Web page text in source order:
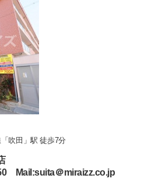
吹田」駅 徒歩7分
Mail:suita＠miraizz.co.jp